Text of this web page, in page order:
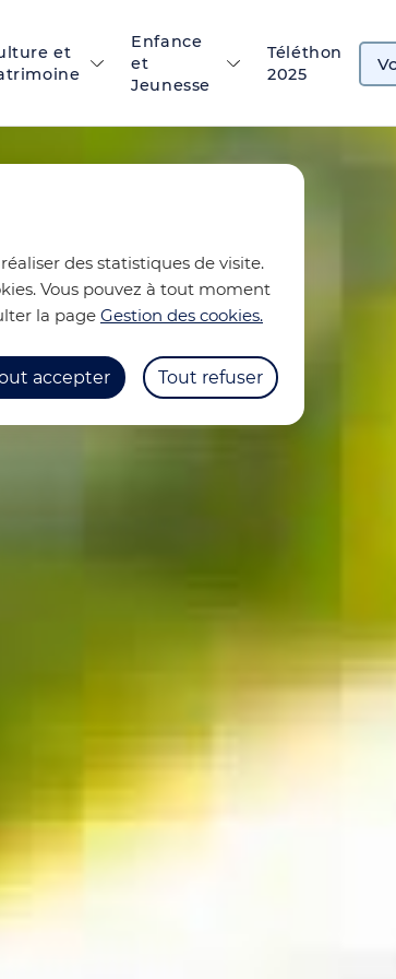
des statistiques de visite.
Vous pouvez à tout moment
la page Gestion des cookies.
accepter Tout refuser
et
Enfance
et
Jeunesse
Téléthon
2025